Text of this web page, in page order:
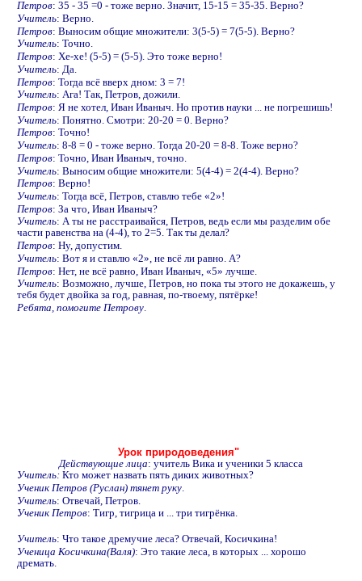
Петров: 35 - 35 =0 - тоже верно. Значит, 15-15 = 35-35. Верно?
Учитель: Верно.
Петров: Выносим общие множители: 3(5-5) = 7(5-5). Верно?
Учитель: Точно.
Петров: Хе-хе! (5-5) = (5-5). Это тоже верно!
Учитель: Да.
Петров: Тогда всё вверх дном: 3 = 7!
Учитель: Ага! Так, Петров, дожили.
Петров: Я не хотел, Иван Иваныч. Но против науки ... не погрешишь!
Учитель: Понятно. Смотри: 20-20 = 0. Верно?
Петров: Точно!
Учитель: 8-8 = 0 - тоже верно. Тогда 20-20 = 8-8. Тоже верно?
Петров: Точно, Иван Иваныч, точно.
Учитель: Выносим общие множители: 5(4-4) = 2(4-4). Верно?
Петров: Верно!
Учитель: Тогда всё, Петров, ставлю тебе «2»!
Петров: За что, Иван Иваныч?
Учитель: А ты не расстраивайся, Петров, ведь если мы разделим обе
части равенства на (4-4), то 2=5. Так ты делал?
Петров: Ну, допустим.
Учитель: Вот я и ставлю «2», не всё ли равно. А?
Петров: Нет, не всё равно, Иван Иваныч, «5» лучше.
Учитель: Возможно, лучше, Петров, но пока ты этого не докажешь, у
тебя будет двойка за год, равная, по-твоему, пятёрке!
Ребята, помогите Петрову.
Урок природоведения"
Действующие лица: учитель Вика и ученики 5 класса
Учитель:Кто может назвать пять диких животных?
Ученик Петров (Руслан) тянет руку.
Учитель: Отвечай, Петров.
Ученик Петров: Тигр, тигрица и ... три тигрёнка.
Учитель: Что такое дремучие леса? Отвечай, Косичкина!
Ученица Косичкина(Валя): Это такие леса, в которых ... хорошо
дремать.